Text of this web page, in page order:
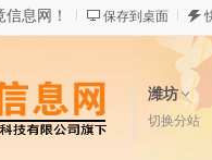
息网！ 保存到桌面
潍坊
切换分站